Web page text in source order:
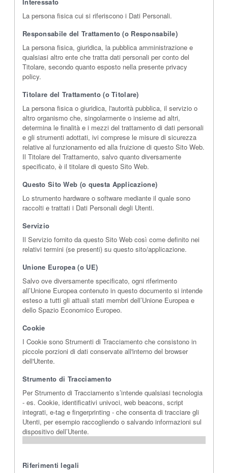
La persona fisica cui si riferiscono i Dati Personali.
Responsabile del Trattamento (o Responsabile)
La persona fisica, giuridica, la pubblica amministrazione e
qualsiasi altro ente che tratta dati personali per conto del
Titolare, secondo quanto esposto nella presente privacy
policy.
Titolare del Trattamento (o Titolare)
La persona fisica o giuridica, l'autorità pubblica, il servizio o
altro organismo che, singolarmente o insieme ad altri,
determina le finalità e i mezzi del trattamento di dati personali
e gli strumenti adottati, ivi comprese le misure di sicurezza
relative al funzionamento ed alla fruizione di questo Sito Web.
Il Titolare del Trattamento, salvo quanto diversamente
specificato, è il titolare di questo Sito Web.
Questo Sito Web (o questa Applicazione)
Lo strumento hardware o software mediante il quale sono
raccolti e trattati i Dati Personali degli Utenti.
Servizio
Il Servizio fornito da questo Sito Web così come definito nei
relativi termini (se presenti) su questo sito/applicazione.
Unione Europea (o UE)
Salvo ove diversamente specificato, ogni riferimento
all’Unione Europea contenuto in questo documento si intende
esteso a tutti gli attuali stati membri dell’Unione Europea e
dello Spazio Economico Europeo.
Cookie
I Cookie sono Strumenti di Tracciamento che consistono in
piccole porzioni di dati conservate all'interno del browser
dell'Utente.
Strumento di Tracciamento
Per Strumento di Tracciamento s’intende qualsiasi tecnologia
- es. Cookie, identificativi univoci, web beacons, script
integrati, e-tag e fingerprinting - che consenta di tracciare gli
Utenti, per esempio raccogliendo o salvando informazioni sul
dispositivo dell’Utente.
Riferimenti legali